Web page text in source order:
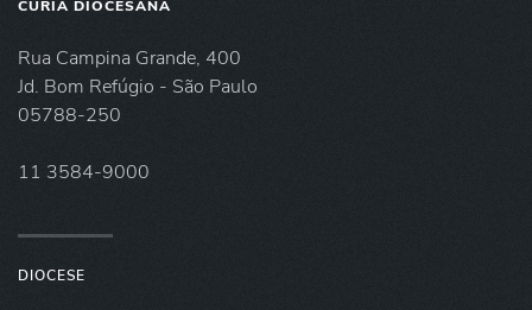
CÚRIA DIOCESANA
Rua Campina Grande, 400
Jd. Bom Refúgio - São Paulo
05788-250
11 3584-9000
DIOCESE